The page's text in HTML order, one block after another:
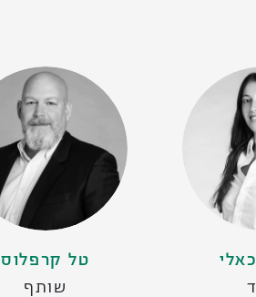
טל קרפלוס
שותף